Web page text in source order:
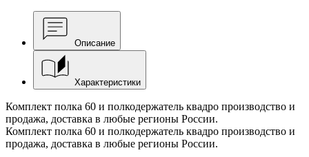
Описание
Характеристики
Комплект полка 60 и полкодержатель квадро производство и
продажа, доставка в любые регионы России.
Комплект полка 60 и полкодержатель квадро производство и
продажа, доставка в любые регионы России.